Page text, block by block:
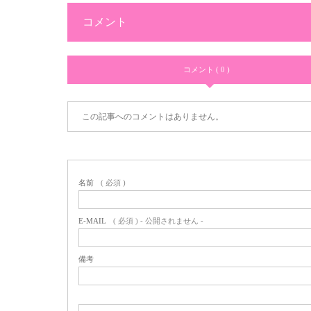
コメント
コメント ( 0 )
この記事へのコメントはありません。
名前 ( 必須 )
E-MAIL ( 必須 ) - 公開されません -
備考